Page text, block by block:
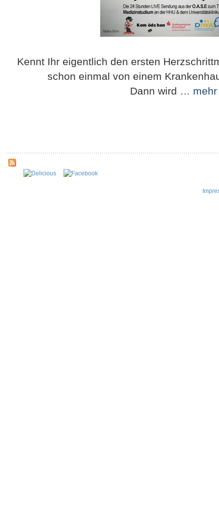
Kennt Ihr eigentlich den ersten
schon einmal von einem
Dann wird … mehr